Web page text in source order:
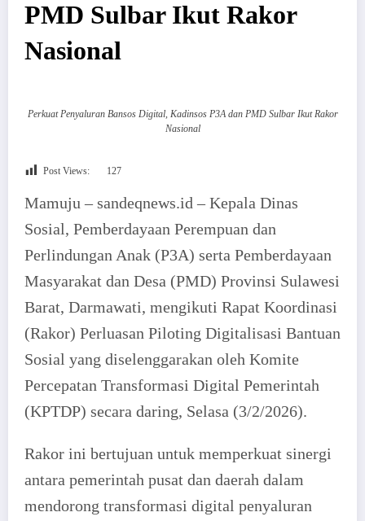
PMD Sulbar Ikut Rakor
Nasional
Perkuat Penyaluran Bansos Digital, Kadinsos P3A dan PMD Sulbar Ikut Rakor
Nasional
Post Views: 127
Mamuju – sandeqnews.id – Kepala Dinas
Sosial, Pemberdayaan Perempuan dan
Perlindungan Anak (P3A) serta Pemberdayaan
Masyarakat dan Desa (PMD) Provinsi Sulawesi
Barat, Darmawati, mengikuti Rapat Koordinasi
(Rakor) Perluasan Piloting Digitalisasi Bantuan
Sosial yang diselenggarakan oleh Komite
Percepatan Transformasi Digital Pemerintah
(KPTDP) secara daring, Selasa (3/2/2026).
Rakor ini bertujuan untuk memperkuat sinergi
antara pemerintah pusat dan daerah dalam
mendorong transformasi digital penyaluran